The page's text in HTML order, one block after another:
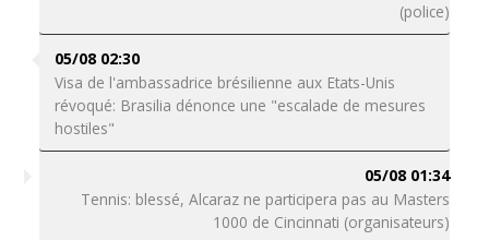
(police)
05/08 02:30
Visa de l'ambassadrice brésilienne aux Etats-Unis
révoqué: Brasilia dénonce une "escalade de mesures
hostiles"
05/08 01:34
Tennis: blessé, Alcaraz ne participera pas au Masters
1000 de Cincinnati (organisateurs)